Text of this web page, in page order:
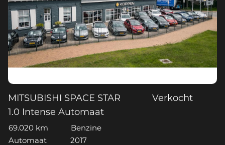
MITSUBISHI SPACE STAR
1.0 Intense Automaat
Verkocht
69.020 km
Benzine
Automaat
2017